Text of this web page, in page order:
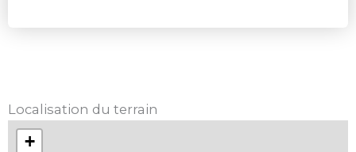
Localisation du terrain
+